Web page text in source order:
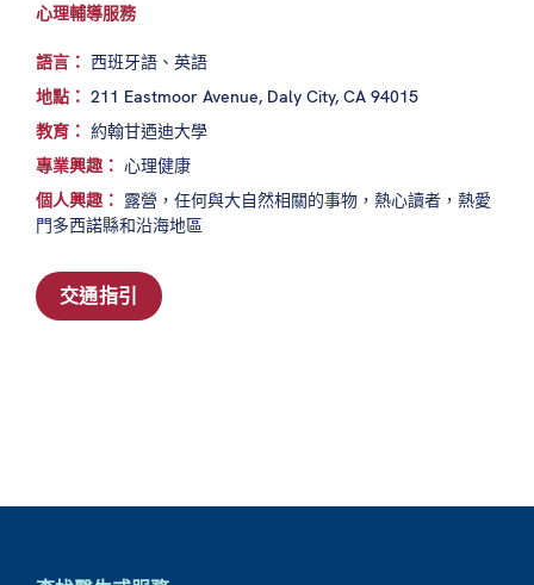
心理輔導服務
語言： 西班牙語、英語
地點： 211 Eastmoor Avenue, Daly City, CA 94015
教育： 約翰甘迺迪大學
專業興趣： 心理健康
個人興趣： 露營，任何與大自然相關的事物，熱心讀者，熱愛
門多西諾縣和沿海地區
交通指引